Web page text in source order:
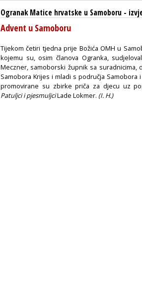
Ogranak Matice hrvatske u Samoboru -
Advent u Samoboru
Tijekom četiri tjedna prije Božića OMH u
kojemu su, osim članova Ogranka,
Meczner, samoborski župnik sa
Samobora Krijes i mladi s područja
promovirane su zbirke priča za djecu uz
Patuljci i pjesmuljciLade Lokmer. (I. H.)